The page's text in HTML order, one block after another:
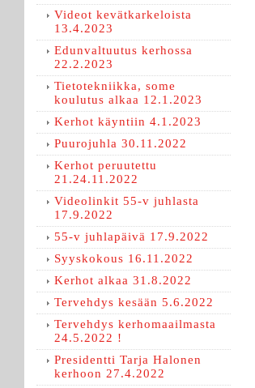
Videot kevätkarkeloista
13.4.2023
Edunvaltuutus kerhossa
22.2.2023
Tietotekniikka, some
koulutus alkaa 12.1.2023
Kerhot käyntiin 4.1.2023
Puurojuhla 30.11.2022
Kerhot peruutettu
21.24.11.2022
Videolinkit 55-v juhlasta
17.9.2022
55-v juhlapäivä 17.9.2022
Syyskokous 16.11.2022
Kerhot alkaa 31.8.2022
Tervehdys kesään 5.6.2022
Tervehdys kerhomaailmasta
24.5.2022 !
Presidentti Tarja Halonen
kerhoon 27.4.2022